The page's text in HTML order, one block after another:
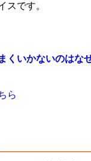
スです。
くいかないのはな
ら